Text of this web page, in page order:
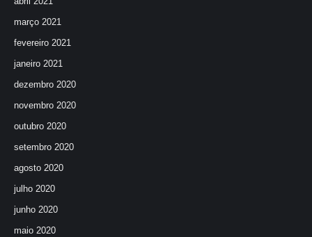
março 2021
fevereiro 2021
janeiro 2021
dezembro 2020
novembro 2020
outubro 2020
setembro 2020
agosto 2020
julho 2020
junho 2020
maio 2020